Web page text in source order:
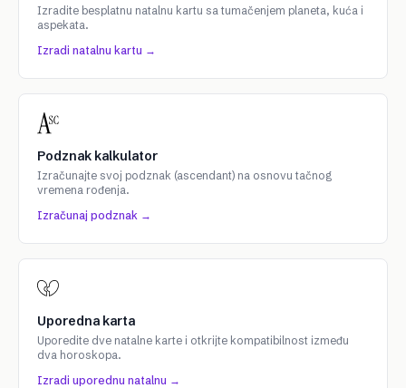
Izradite besplatnu natalnu kartu sa tumačenjem planeta, kuća i
aspekata.
Izradi natalnu kartu →
Podznak kalkulator
Izračunajte svoj podznak (ascendant) na osnovu tačnog
vremena rođenja.
Izračunaj podznak →
Uporedna karta
Uporedite dve natalne karte i otkrijte kompatibilnost između
dva horoskopa.
Izradi uporednu natalnu →